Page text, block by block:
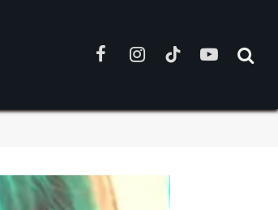
FacebookInstagramTikTokYouTube